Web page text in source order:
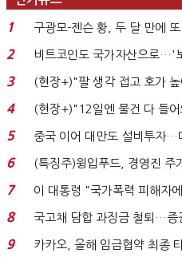
1
구광모-젠슨 황, 두 달 만에
로봇·AI 등 논...
2
비트코인도 국가자산으로…'
처분' 기준은 ...
3
(현장+)"팔 생각 접고 호가 높
요"…'덜 똘똘한 한 채' 20...
4
(현장+)"12일엔 물건 다 들
빈 매대 채우며 문 연 ...
5
중국 이어 대만도 설비투자…
국전쟁’
6
(특징주)윙입푸드, 경영진 주
지에 상한가...
7
이 대통령 "국가폭력 피해자
적극적 조사로 진...
8
국고채 담합 과징금 철퇴…증
금 폭탄' 우려...
9
카카오, 올해 임금협약 최종